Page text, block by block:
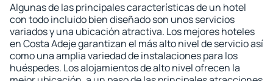
Algunas de las principales características de un hotel
con todo incluido bien diseñado son unos servicios
variados y una ubicación atractiva. Los mejores hoteles
en Costa Adeje garantizan el más alto nivel de servicio así
como una amplia variedad de instalaciones para los
huéspedes. Los alojamientos de alto nivel ofrecen la